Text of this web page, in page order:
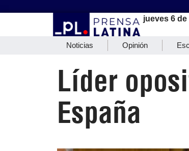
jueves 6
Noticias Opinión
Líder
España